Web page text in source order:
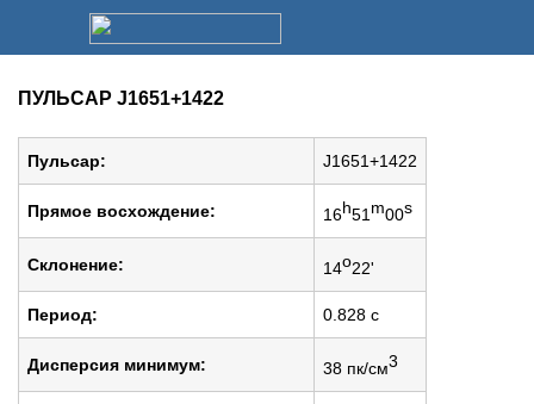
ПУЛЬСАР J1651+1422
Пульсар: J1651+1422
Прямое восхождение: 16h51 m00s
Cклонение: 14o22'
Период: 0.828 c
Дисперсия минимум: 38 пк/см3